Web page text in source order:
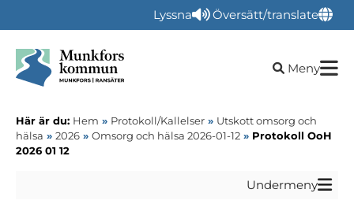
Lyssna Översätt/translate
Öppna
Meny
Här är du: Hem » Protokoll/Kallelser » Utskott omsorg och
hälsa » 2026 » Omsorg och hälsa 2026-01-12 » Protokoll OoH
2026 01 12
Undermeny